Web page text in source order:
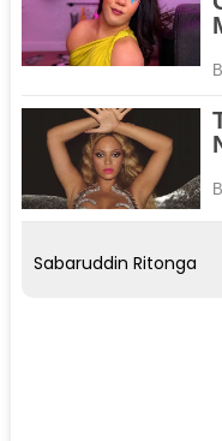
Sabaruddin Ritonga